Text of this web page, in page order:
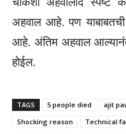
अहवाल आहे. पण
आहे. अंतिम अहवाल
होईल.
TAGS 5 people died ajit
Shocking reason
Technical